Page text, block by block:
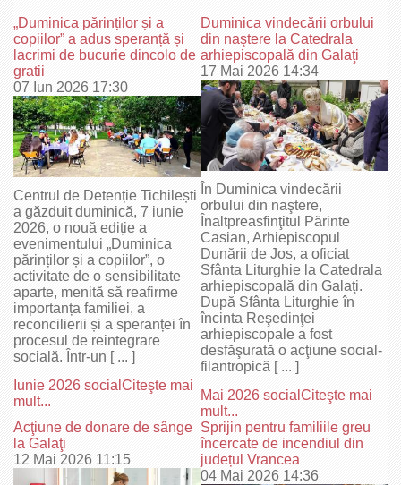
„Duminica părinților și a
copiilor” a adus speranță și
lacrimi de bucurie dincolo de
gratii
07 Iun 2026 17:30
Centrul de Detenție Tichilești
a găzduit duminică, 7 iunie
2026, o nouă ediție a
evenimentului „Duminica
părinților și a copiilor”, o
activitate de o sensibilitate
aparte, menită să reafirme
importanța familiei, a
reconcilierii și a speranței în
procesul de reintegrare
socială. Într-un [ ... ]
Iunie 2026 social Citeşte mai
mult...
Duminica vindecării orbului
din naştere la Catedrala
arhiepiscopală din Galaţi
17 Mai 2026 14:34
În Duminica vindecării
orbului din naştere,
Înaltpreasfinţitul Părinte
Casian, Arhiepiscopul
Dunării de Jos, a oficiat
Sfânta Liturghie la Catedrala
arhiepiscopală din Galaţi.
După Sfânta Liturghie în
încinta Reşedinţei
arhiepiscopale a fost
desfăşurată o acţiune social-
filantropică [ ... ]
Mai 2026 social Citeşte mai
mult...
Acţiune de donare de sânge
la Galaţi
12 Mai 2026 11:15
Sprijin pentru familiile greu
încercate de incendiul din
județul Vrancea
04 Mai 2026 14:36